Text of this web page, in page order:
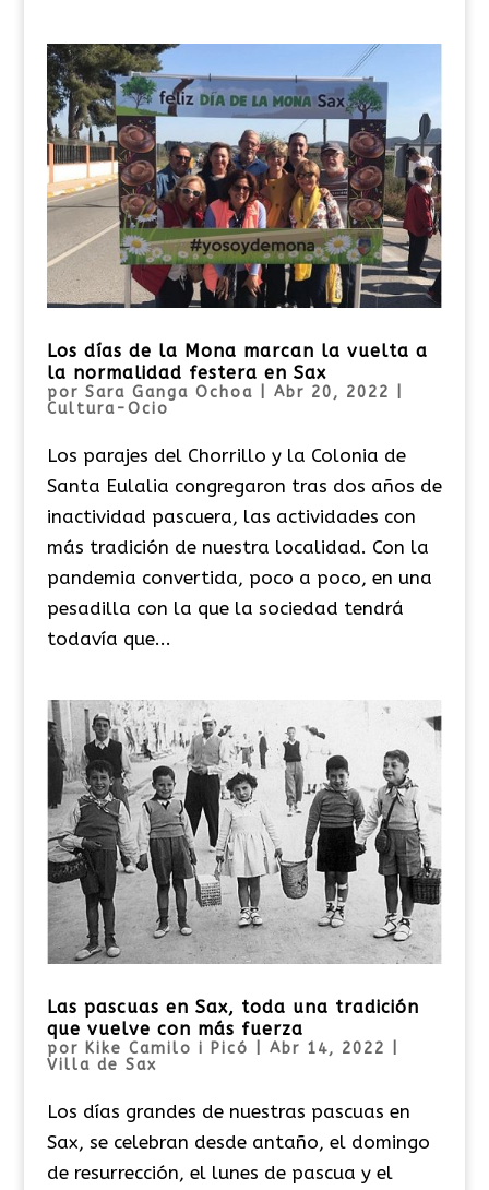
Los días de la Mona marcan la vuelta a
la normalidad festera en Sax
por Sara Ganga Ochoa Abr 20, 2022
Cultura-Ocio
Los parajes del Chorrillo y la Colonia de
Santa Eulalia congregaron tras dos años de
inactividad pascuera, las actividades con
más tradición de nuestra localidad. Con la
pandemia convertida, poco a poco, en una
pesadilla con la que la sociedad tendrá
todavía que...
Las pascuas en Sax, toda una tradición
que vuelve con más fuerza
por Kike Camilo i Picó Abr 14, 2022
Villa de Sax
Los días grandes de nuestras pascuas en
Sax, se celebran desde antaño, el domingo
de resurrección, el lunes de pascua y el